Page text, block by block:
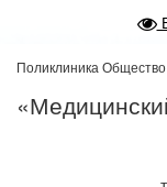
Поликлиника